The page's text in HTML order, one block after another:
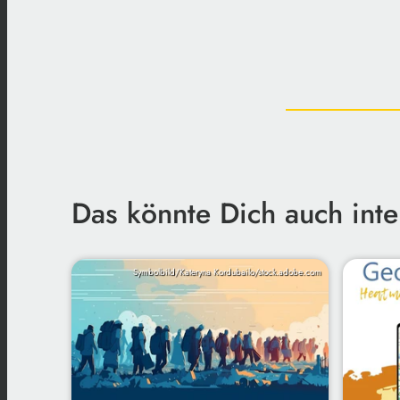
Das könnte Dich auch
Symbolbild/Kateryna Kordubailo/stock.adobe.com